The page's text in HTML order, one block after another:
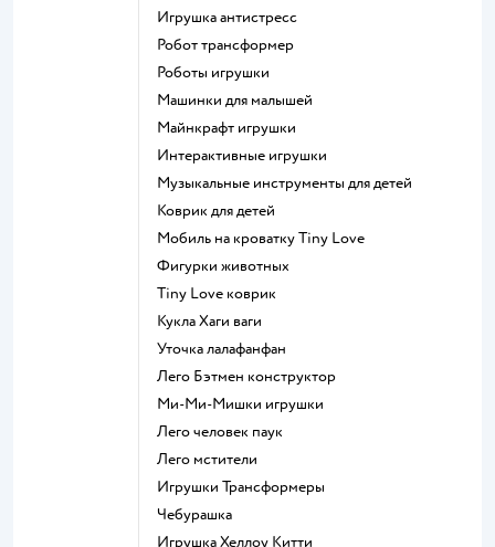
Игрушка антистресс
Робот трансформер
Роботы игрушки
Машинки для малышей
Майнкрафт игрушки
Интерактивные игрушки
Музыкальные инструменты для детей
Коврик для детей
Мобиль на кроватку Tiny Love
Фигурки животных
Tiny Love коврик
Кукла Хаги ваги
Уточка лалафанфан
Лего Бэтмен конструктор
Ми-Ми-Мишки игрушки
Лего человек паук
Лего мстители
Игрушки Трансформеры
Чебурашка
Игрушка Хеллоу Китти